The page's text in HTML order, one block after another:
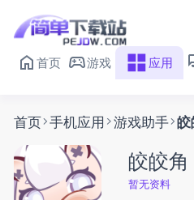
首页 游戏 应用
首页 手机应用 游戏助手 皎
皎皎角
暂无资料